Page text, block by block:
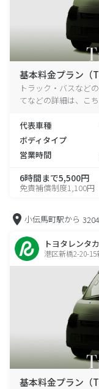
基本料金プラン（
トラック・バスなど
てなどの詳細は、こ
代表車種
ボディタイプ
営業時間
6時間まで5,500円
免責補償制度1,100円
小伝馬町駅から
トヨタレンタ
港区新橋2-20-
基本料金プラン（